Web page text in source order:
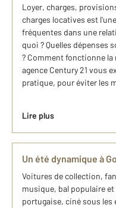
Loyer, charges,
charges locatives est
fréquentes dans une
quoi ? Quelles dépenses
? Comment fonctionne la
agence Century 21 vous
pratique, pour éviter les
Lire plus
Un été dynamique à
Voitures de collection,
musique, bal populaire
portugaise, ciné sous